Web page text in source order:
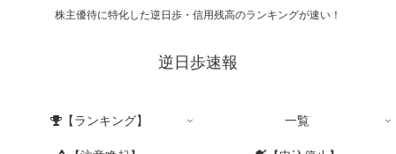
株主優待に特化した逆日歩・信用残高のランキングが速い！
逆日歩速報
【ランキング】 一覧